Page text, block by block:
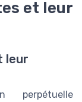
et leur
leur
perpétuelle